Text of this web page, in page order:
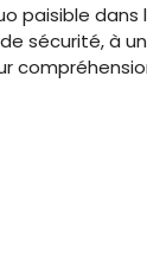
paisible
sécurité, à